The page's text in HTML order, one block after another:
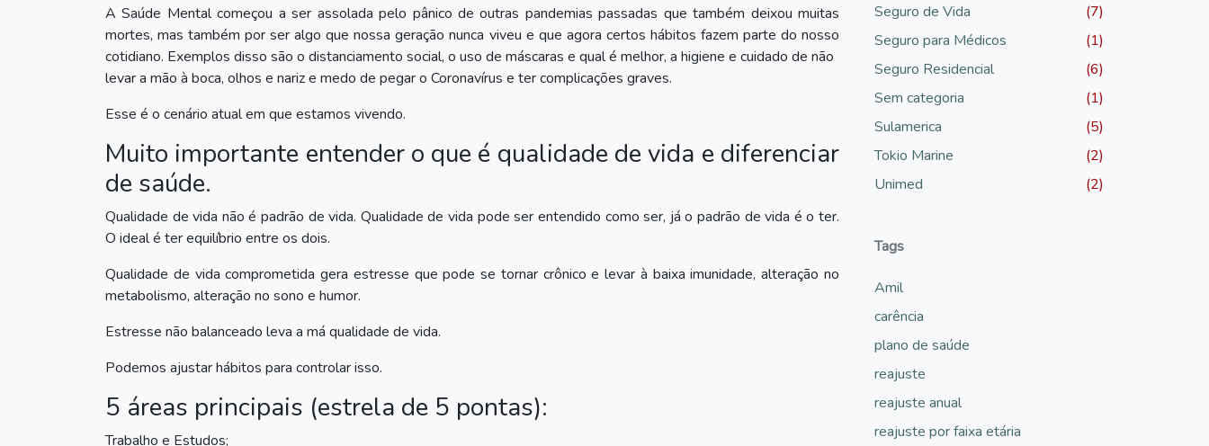
A Saúde Mental começou a ser assolada pelo pânico de outras pandemias passadas que também deixou muitas
mortes, mas também por ser algo que nossa geração nunca viveu e que agora certos hábitos fazem parte do nosso
cotidiano. Exemplos disso são o distanciamento social, o uso de máscaras e qual é melhor, a higiene e cuidado de não
levar a mão à boca, olhos e nariz e medo de pegar o Coronavírus e ter complicações graves.
Esse é o cenário atual em que estamos vivendo.
Muito importante entender o que é qualidade de vida e diferenciar
de saúde.
Qualidade de vida não é padrão de vida. Qualidade de vida pode ser entendido como ser, já o padrão de vida é o ter.
O ideal é ter equilíbrio entre os dois.
Qualidade de vida comprometida gera estresse que pode se tornar crônico e levar à baixa imunidade, alteração no
metabolismo, alteração no sono e humor.
Estresse não balanceado leva a má qualidade de vida.
Podemos ajustar hábitos para controlar isso.
5 áreas principais (estrela de 5 pontas):
Trabalho e Estudos;
Seguro de Vida
(7)
Seguro para Médicos
(1)
Seguro Residencial
(6)
Sem categoria
(1)
Sulamerica
(5)
Tokio Marine
(2)
Unimed
(2)
Tags
Amil
carência
plano de saúde
reajuste
reajuste anual
reajuste por faixa etária